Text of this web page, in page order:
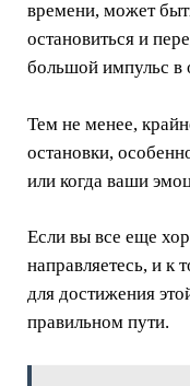
времени, может
остановиться и
большой импульс в
Тем не менее,
остановки,
или когда ваши
Если вы все еще
направляетесь, и к
для достижения
правильном пути.